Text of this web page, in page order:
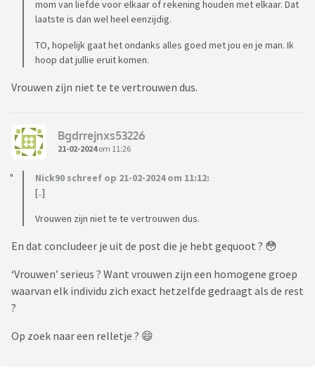
mom van liefde voor elkaar of rekening houden met elkaar. Dat
laatste is dan wel heel eenzijdig.
TO, hopelijk gaat het ondanks alles goed met jou en je man. Ik
hoop dat jullie eruit komen.
Vrouwen zijn niet te te vertrouwen dus.
Bgdrrejnxs53226
21-02-2024om 11:26
Nick90 schreef op 21-02-2024 om 11:12:
[..]
Vrouwen zijn niet te te vertrouwen dus.
En dat concludeer je uit de post die je hebt gequoot ? 😳
‘Vrouwen’ serieus ? Want vrouwen zijn een homogene groep
waarvan elk individu zich exact hetzelfde gedraagt als de rest
?
Op zoek naar een relletje ? 😄